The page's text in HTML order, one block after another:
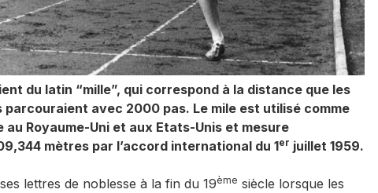
du latin “mille”, qui correspond à la distance que les
parcouraient avec 2000 pas. Le mile est utilisé comme
au Royaume-Uni et aux Etats-Unis et mesure
mètres par l’accord international du 1er juillet 1959.
lettres de noblesse à la fin du 19ème siècle lorsque les